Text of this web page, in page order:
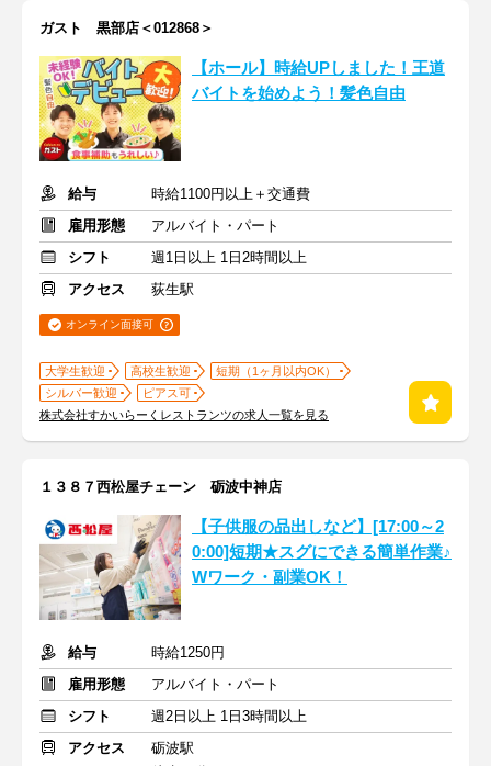
ガスト 黒部店＜012868＞
【ホール】時給UPしました！王道
バイトを始めよう！髪色自由
給与
時給1100円以上＋交通費
雇用形態
アルバイト・パート
シフト
週1日以上 1日2時間以上
アクセス
荻生駅
オンライン面接可
大学生歓迎 高校生歓迎
短期（1ヶ月以内OK）
シルバー歓迎
ピアス可
株式会社すかいらーくレストランツの求人一覧を見る
１３８７西松屋チェーン 砺波中神店
【子供服の品出しなど】[17:00～2
0:00]短期★スグにできる簡単作業♪
Wワーク・副業OK！
給与
時給1250円
雇用形態
アルバイト・パート
シフト
週2日以上 1日3時間以上
アクセス
砺波駅